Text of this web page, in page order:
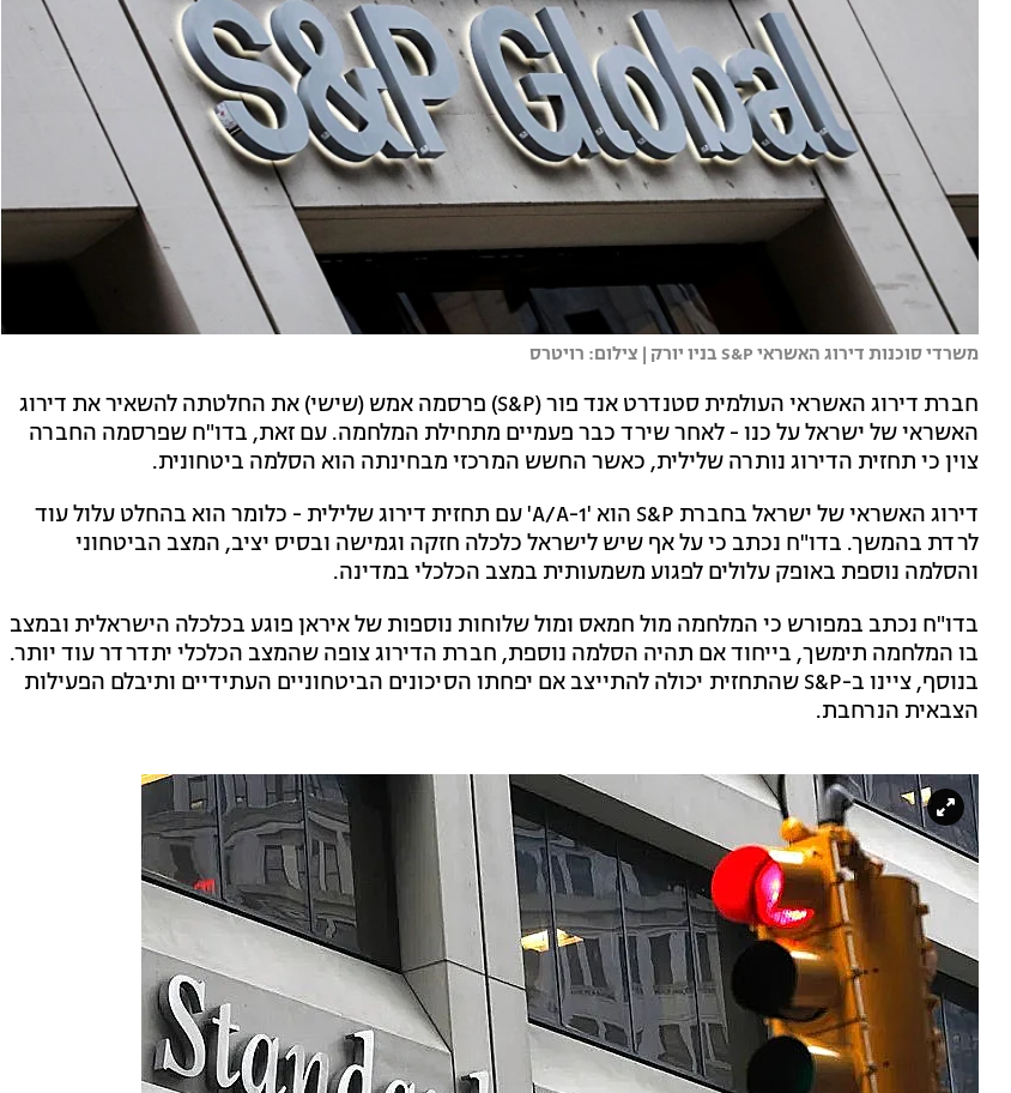
משרדי סוכנות דירוג האשראי S&P בניו יורק | צילום: רויטרס
חברת דירוג האשראי העולמית סטנדרט אנד פור (S&P) פרסמה אמש (שישי) את החלטתה להשאיר את דירוג
האשראי של ישראל על כנו - לאחר שירד כבר פעמיים מתחילת המלחמה. עם זאת, בדו"ח שפרסמה החברה
צוין כי תחזית הדירוג נותרה שלילית, כאשר החשש המרכזי מבחינתה הוא הסלמה ביטחונית.
דירוג האשראי של ישראל בחברת S&P הוא 'A/A-1' עם תחזית דירוג שלילית - כלומר הוא בהחלט עלול עוד
לרדת בהמשך. בדו"ח נכתב כי על אף שיש לישראל כלכלה חזקה וגמישה ובסיס יציב, המצב הביטחוני
והסלמה נוספת באופק עלולים לפגוע משמעותית במצב הכלכלי במדינה.
בדו"ח נכתב במפורש כי המלחמה מול חמאס ומול שלוחות נוספות של איראן פוגע בכלכלה הישראלית ובמצב
בו המלחמה תימשך, בייחוד אם תהיה הסלמה נוספת, חברת הדירוג צופה שהמצב הכלכלי יתדרדר עוד יותר.
בנוסף, ציינו ב-S&P שהתחזית יכולה להתייצב אם יפחתו הסיכונים הביטחוניים העתידיים ותיבלם הפעילות
הצבאית הנרחבת.